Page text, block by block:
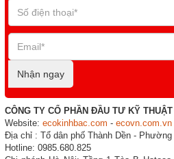
Nhận ngay
CÔNG TY CỔ PHẦN ĐẦU TƯ KỸ
Website: ecokinhbac.com - ecovn.com.vn
Địa chỉ : Tổ dân phố Thành Dền -
Hotline: 0985.680.825